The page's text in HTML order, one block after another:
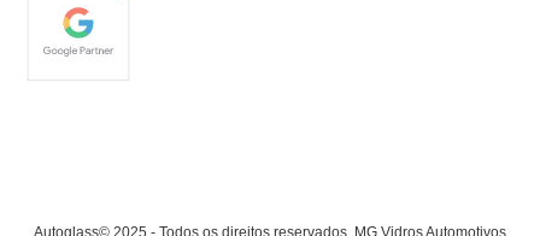
Autoglass© 2025 - Todos os direitos reservados. MG Vidros Automotivos